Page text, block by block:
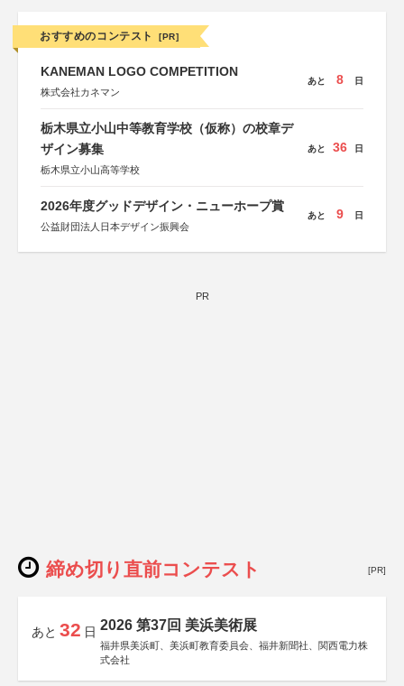
おすすめのコンテスト [PR]
KANEMAN LOGO COMPETITION
株式会社カネマン
あと 8 日
栃木県立小山中等教育学校（仮称）の校章デ
ザイン募集
栃木県立小山高等学校
あと 36 日
2026年度グッドデザイン・ニューホープ賞
公益財団法人日本デザイン振興会
あと 9 日
PR
締め切り直前コンテスト [PR]
あと 32 日 2026 第37回 美浜美術展
福井県美浜町、美浜町教育委員会、福井新聞社、関西電力株
式会社